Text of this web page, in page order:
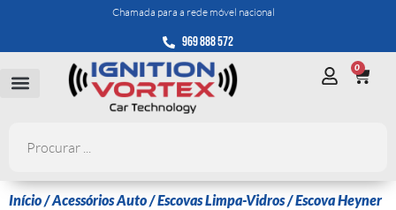
Chamada para a rede móvel nacional
969 888 572
0
Início/Acessórios Auto/Escovas Limpa-Vidros/ Escova Heyner